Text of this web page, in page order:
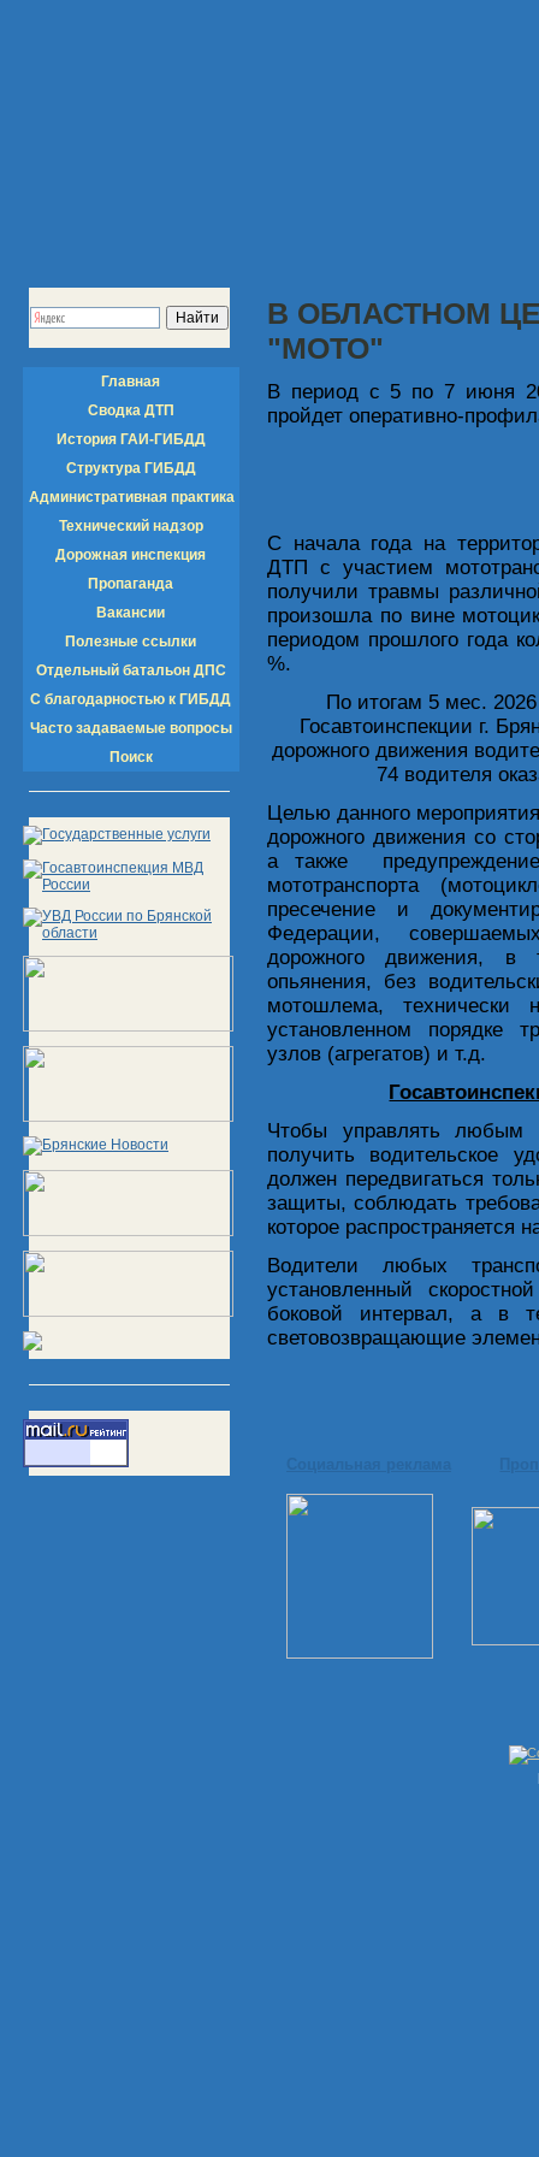
Главная
Сводка ДТП
История ГАИ-ГИБДД
Структура ГИБДД
Административная практика
Технический надзор
Дорожная инспекция
Пропаганда
Вакансии
Полезные ссылки
Отдельный батальон ДПС
С благодарностью к ГИБДД
Часто задаваемые вопросы
Поиск
В ОБЛАСТНОМ
"МОТО"
В период с 5 по 7 июня
пройдет оперативно-
С начала года на
ДТП с участием
получили травмы
произошла по вине
периодом прошлого года
%.
По итогам 5 мес.
Госавтоинспекции г.
дорожного движения
74 водителя
Целью данного
дорожного движения со
а также
мототранспорта
пресечение и
Федерации,
дорожного движения, в
опьянения, без
мотошлема, технически
установленном порядке
узлов (агрегатов) и т.д.
Чтобы управлять любым
получить водительское
должен передвигаться
защиты, соблюдать
которое распространяется
Водители любых
установленный
боковой интервал, а в
световозвращающие